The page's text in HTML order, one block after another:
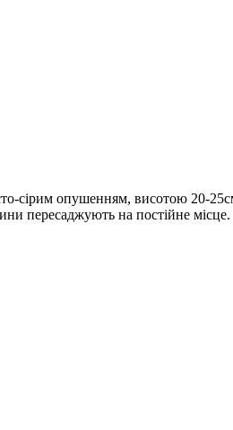
сірим опушенням, висотою 20-
пересаджують на постійне